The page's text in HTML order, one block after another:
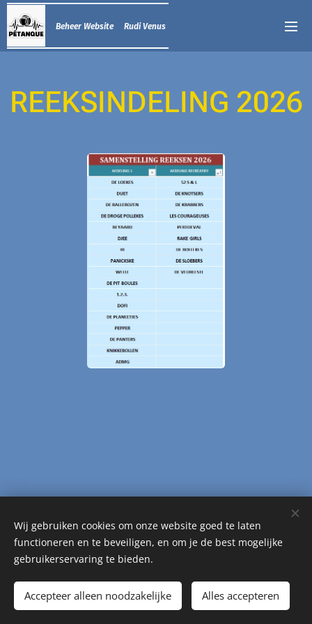
Beheer Website Rudi Venus
REEKSINDELING 2026
Mogelijk gemaakt door
Wij gebruiken cookies om onze website goed te laten
functioneren en te beveiligen, en om je de best mogelijke
gebruikerservaring te bieden.
Accepteer alleen noodzakelijke Alles accepteren